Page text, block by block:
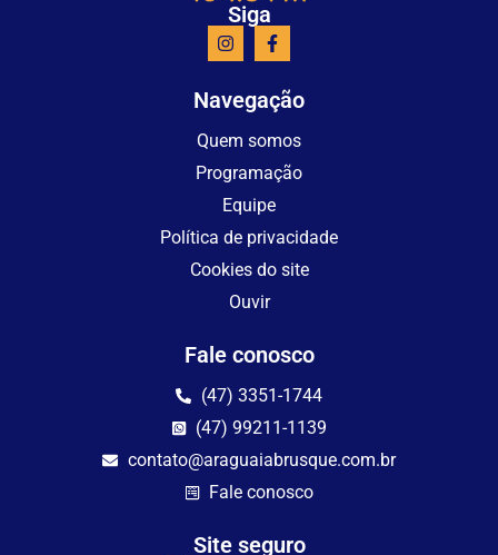
Siga
Navegação
Quem somos
Programação
Equipe
Política de privacidade
Cookies do site
Ouvir
Fale conosco
(47) 3351-1744
(47) 99211-1139
contato@araguaiabrusque.com.br
Fale conosco
Site seguro